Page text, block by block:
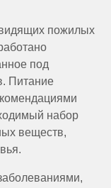
пожилых
под
Питание
набор
веществ,